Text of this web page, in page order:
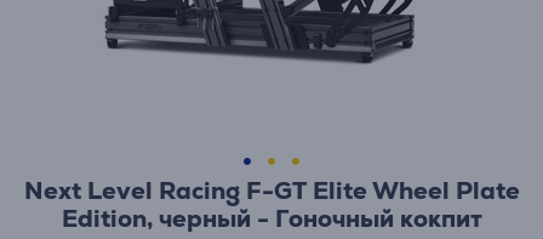
Next Level Racing F-GT Elite Wheel Plate
Edition, черный - Гоночный кокпит